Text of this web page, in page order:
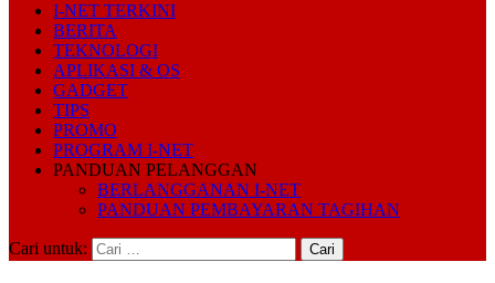
I-NET TERKINI
BERITA
TEKNOLOGI
APLIKASI & OS
GADGET
TIPS
PROMO
PROGRAM I-NET
PANDUAN PELANGGAN
BERLANGGANAN I-NET
PANDUAN PEMBAYARAN TAGIHAN
Cari untuk: